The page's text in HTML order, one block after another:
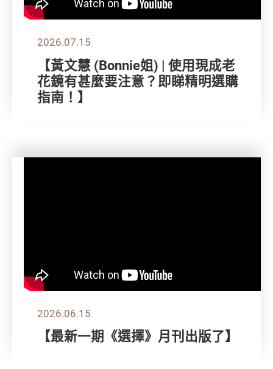
2026.07.15
【黃文慧 (Bonnie姐) | 使用現成老
花鏡有甚麼要注意？即睇精明選購
指南！】
2026.06.15
【最新一期《選擇》月刊出版了】